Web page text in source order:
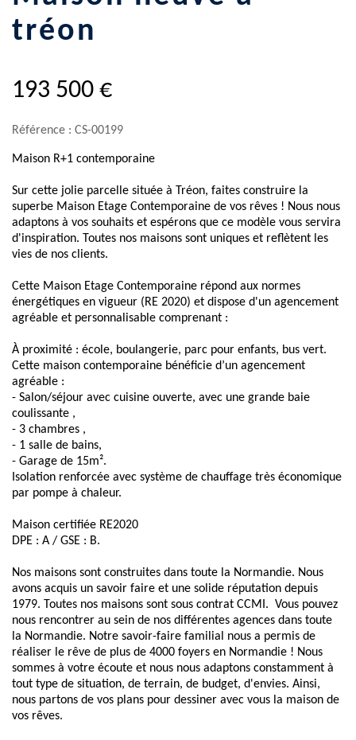
tréon
193 500 €
Référence : CS-00199
Maison R+1 contemporaine
Sur cette jolie parcelle située à Tréon, faites construire la
superbe Maison Etage Contemporaine de vos rêves ! Nous nous
adaptons à vos souhaits et espérons que ce modèle vous servira
d'inspiration. Toutes nos maisons sont uniques et reflètent les
vies de nos clients.
Cette Maison Etage Contemporaine répond aux normes
énergétiques en vigueur (RE 2020) et dispose d'un agencement
agréable et personnalisable comprenant :
À proximité : école, boulangerie, parc pour enfants, bus vert.
Cette maison contemporaine bénéficie d’un agencement
agréable :
- Salon/séjour avec cuisine ouverte, avec une grande baie
coulissante ,
- 3 chambres ,
- 1 salle de bains,
- Garage de 15m².
Isolation renforcée avec système de chauffage très économique
par pompe à chaleur.
Maison certifiée RE2020
DPE : A / GSE : B.
Nos maisons sont construites dans toute la Normandie. Nous
avons acquis un savoir faire et une solide réputation depuis
1979. Toutes nos maisons sont sous contrat CCMI. Vous pouvez
nous rencontrer au sein de nos différentes agences dans toute
la Normandie. Notre savoir-faire familial nous a permis de
réaliser le rêve de plus de 4000 foyers en Normandie ! Nous
sommes à votre écoute et nous nous adaptons constamment à
tout type de situation, de terrain, de budget, d'envies. Ainsi,
nous partons de vos plans pour dessiner avec vous la maison de
vos rêves.